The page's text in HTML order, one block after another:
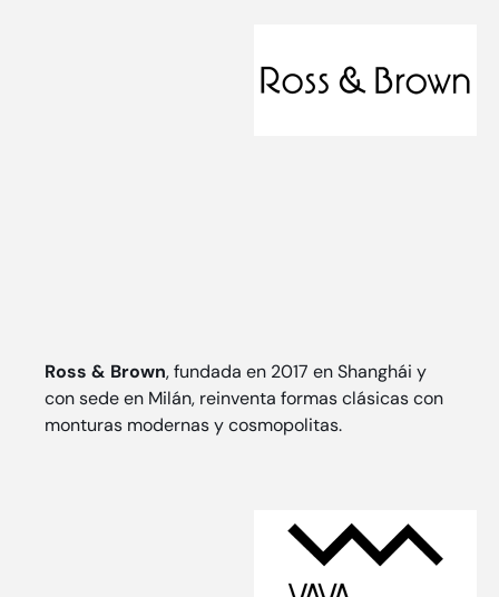
Ross & Brown, fundada en 2017 en Shanghái y
con sede en Milán, reinventa formas clásicas con
monturas modernas y cosmopolitas.